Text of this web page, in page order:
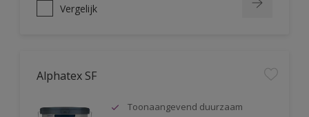
Vergelijk
Alphatex SF
Toonaangevend duurzaam